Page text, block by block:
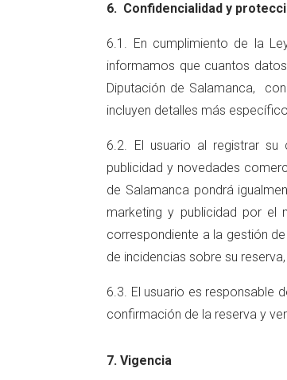
6. Confidencialidad y
6.1. En cumplimiento de la
informamos que cuantos
Diputación de Salamanca,
incluyen detalles más
6.2. El usuario al registrar su
publicidad y novedades
de Salamanca pondrá
marketing y publicidad por
correspondiente a la gestión
de incidencias sobre su
6.3. El usuario es responsable
confirmación de la reserva y
7. Vigencia